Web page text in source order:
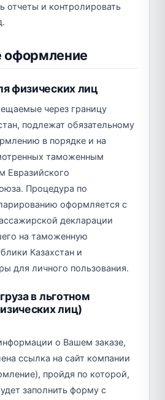
отчеты и контролировать
оформление
физических лиц
через границу
подлежат обязательному
в порядке и на
таможенным
Евразийского
Процедура по
оформляется с
декларации
на таможенную
Казахстан и
для личного пользования.
в льготном
лиц)
о Вашем заказе,
ссылка на сайт компании
пройдя по которой,
заполнить форму с